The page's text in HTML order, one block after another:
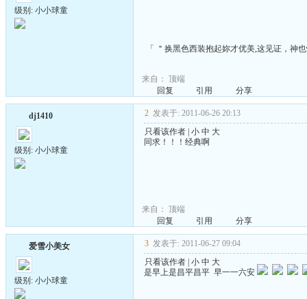
级别: 小小球童
「 ＂换黑色西装抱起妳才优美,这见证，神
来自： 顶端
回复
引用 分享
dj1410
级别: 小小球童
2 发表于: 2011-06-26 20:13
只看该作者 小 中 大
同求！！！经典啊
来自： 顶端
回复
引用 分享
爱雪小美女
级别: 小小球童
3 发表于: 2011-06-27 09:04
只看该作者 小 中 大
是早上是昌平昌平 早一一六安